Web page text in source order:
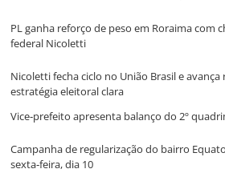
PL ganha reforço de peso em Roraima com
federal Nicoletti
Nicoletti fecha ciclo no União Brasil e avança
estratégia eleitoral clara
Vice‑prefeito apresenta balanço do 2º
Campanha de regularização do bairro
sexta‑feira, dia 10